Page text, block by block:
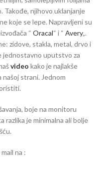
Takođe, njihovo uklanjanje
koje se lepe. Napravljeni su
“ Oracal“ i “ Avery„.
zidove, stakla, metal, drvo i
jednostavno uputstvo za
video kako je najlakše
našoj strani. Jednom
boje na monitoru
razlika je minimalna ali bolje
na :